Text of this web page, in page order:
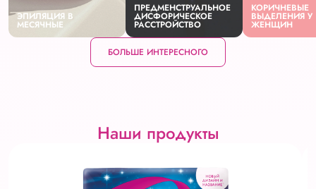
ЭПИЛЯЦИЯ В
МЕСЯЧНЫЕ
ПРЕДМЕНСТРУАЛЬНОЕ
ДИСФОРИЧЕСКОЕ
РАССТРОЙСТВО
КОРИЧНЕВЫЕ
ВЫДЕЛЕНИЯ У
ЖЕНЩИН
БОЛЬШЕ ИНТЕРЕСНОГО
Наши продукты